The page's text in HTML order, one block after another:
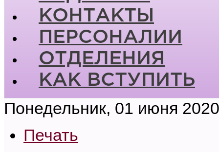
КОНТАКТЫ
ПЕРСОНАЛИИ
ОТДЕЛЕНИЯ
КАК ВСТУПИТЬ
Понедельник, 01 июня
Печать